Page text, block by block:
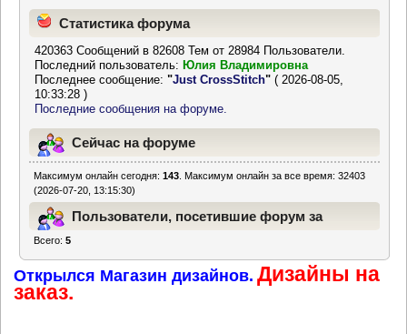
Статистика форума
420363 Сообщений в 82608 Тем от 28984 Пользователи.
Последний пользователь: Юлия Владимировна
Последнее сообщение:"Just CrossStitch" ( 2026-08-05,
10:33:28 )
Последние сообщения на форуме.
Сейчас на форуме
Максимум онлайн сегодня:143 . Максимум онлайн за все время: 32403
(2026-07-20, 13:15:30)
Пользователи, посетившие форум за
Всего:5
Открылся Магазин дизайнов. Дизайны на
заказ.